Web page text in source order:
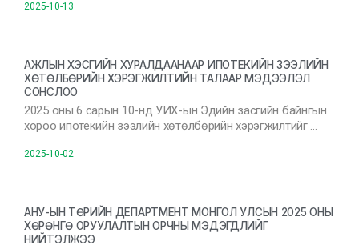
2025-10-13
АЖЛЫН ХЭСГИЙН ХУРАЛДААНААР ИПОТЕКИЙН ЗЭЭЛИЙН
ХӨТӨЛБӨРИЙН ХЭРЭГЖИЛТИЙН ТАЛААР МЭДЭЭЛЭЛ
СОНСЛОО
2025 оны 6 сарын 10-нд УИХ-ын Эдийн засгийн байнгын
хороо ипотекийн зээлийн хөтөлбөрийн хэрэгжилтийг …
2025-10-02
АНУ-ЫН ТӨРИЙН ДЕПАРТМЕНТ МОНГОЛ УЛСЫН 2025 ОНЫ
ХӨРӨНГӨ ОРУУЛАЛТЫН ОРЧНЫ МЭДЭГДЛИЙГ
НИЙТЭЛЖЭЭ